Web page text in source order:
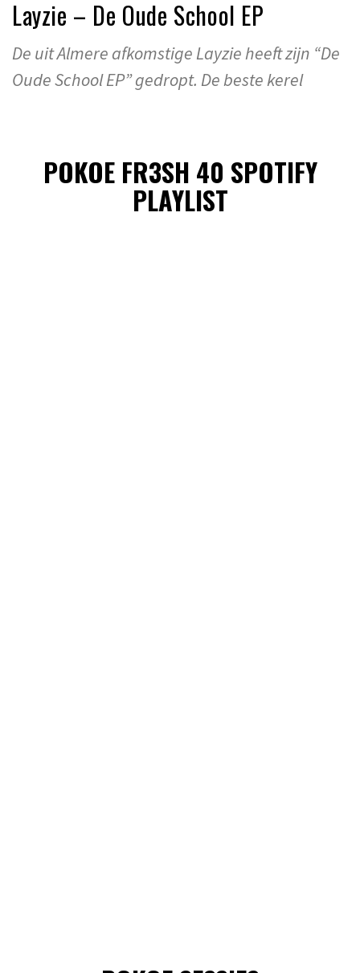
Layzie – De Oude School EP
De uit Almere afkomstige Layzie heeft zijn “De
Oude School EP” gedropt. De beste kerel
POKOE FR3SH 40 SPOTIFY
PLAYLIST